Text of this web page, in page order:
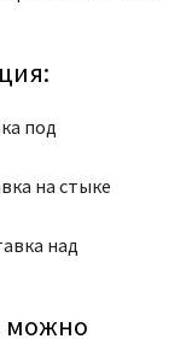
под
на стыке
над
можно